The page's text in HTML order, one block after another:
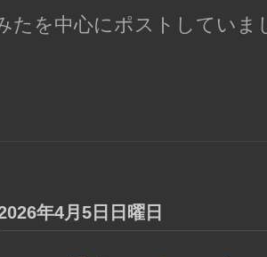
たを中心にポストしてい
年4月5日日曜日